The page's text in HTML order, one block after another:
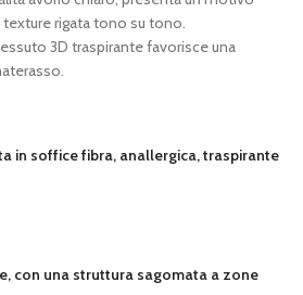
rigata tono su tono.
3D traspirante favorisce una
in soffice fibra, anallergica, traspirante
con una struttura sagomata a zone